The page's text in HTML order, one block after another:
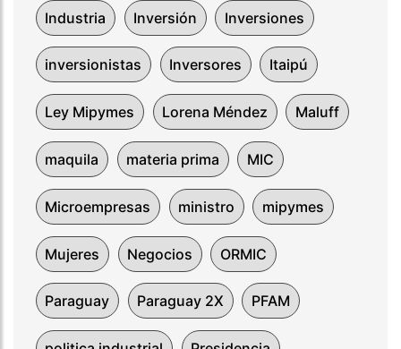
Industria Inversión Inversiones
inversionistas Inversores Itaipú
Ley Mipymes Lorena Méndez Maluff
maquila materia prima MIC
Microempresas ministro mipymes
Mujeres Negocios ORMIC
Paraguay Paraguay 2X PFAM